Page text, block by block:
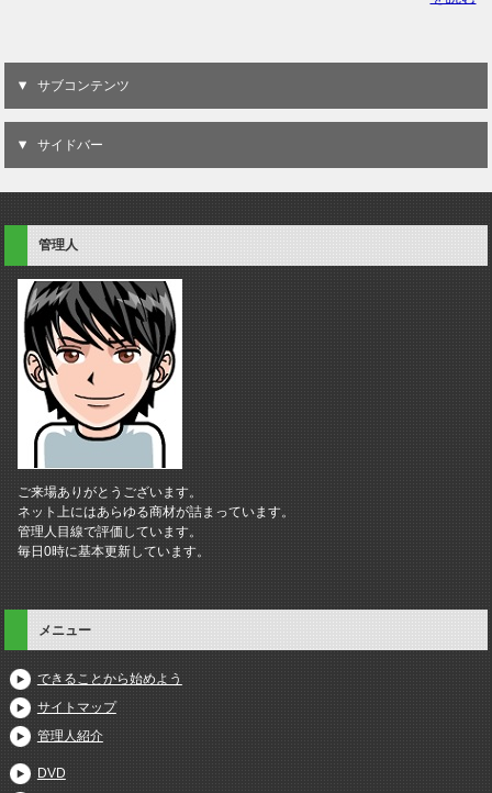
サブコンテンツ
サイドバー
管理人
ご来場ありがとうございます。
ネット上にはあらゆる商材が詰まっています。
管理人目線で評価しています。
毎日0時に基本更新しています。
メニュー
できることから始めよう
サイトマップ
管理人紹介
DVD